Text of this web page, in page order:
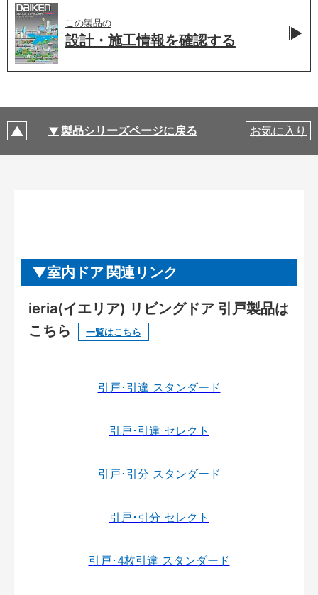
この製品の
設計・施工情報を確認する
製品シリーズページに戻る お気に入り
室内ドア 関連リンク
ieria(イエリア) リビングドア 引戸製品は
こちら
一覧はこちら
引戸･引違 スタンダード
引戸･引違 セレクト
引戸･引分 スタンダード
引戸･引分 セレクト
引戸･4枚引違 スタンダード